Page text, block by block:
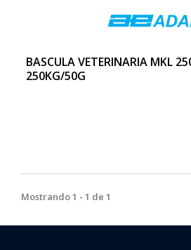
BASCULA VETERINARIA MKL
250KG/50G
Mostrando 1 - 1 de 1